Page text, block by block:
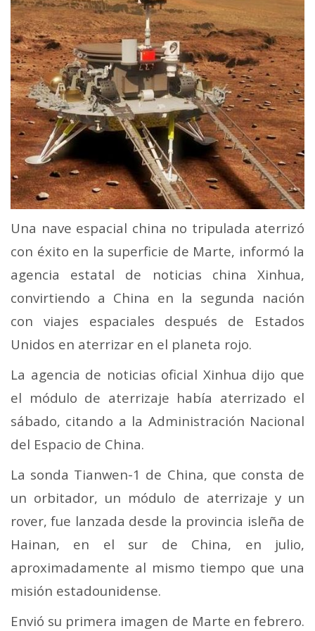
Una nave espacial china no tripulada aterrizó
con éxito en la superficie de Marte, informó la
agencia estatal de noticias china Xinhua,
convirtiendo a China en la segunda nación
con viajes espaciales después de Estados
Unidos en aterrizar en el planeta rojo.
La agencia de noticias oficial Xinhua dijo que
el módulo de aterrizaje había aterrizado el
sábado, citando a la Administración Nacional
del Espacio de China.
La sonda Tianwen-1 de China, que consta de
un orbitador, un módulo de aterrizaje y un
rover, fue lanzada desde la provincia isleña de
Hainan, en el sur de China, en julio,
aproximadamente al mismo tiempo que una
misión estadounidense.
Envió su primera imagen de Marte en febrero.